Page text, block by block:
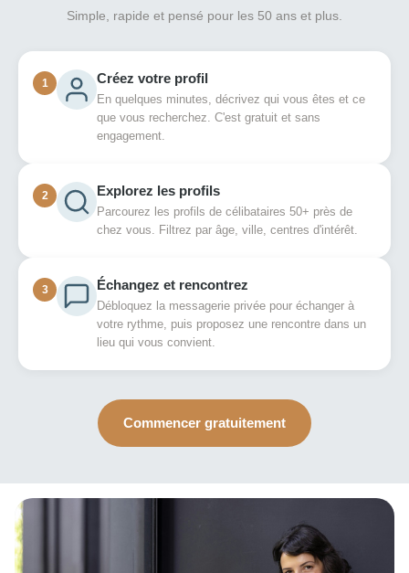
Simple, rapide et pensé pour les 50 ans et plus.
1 Créez votre profil
En quelques minutes, décrivez qui vous êtes et ce
que vous recherchez. C'est gratuit et sans
engagement.
2 Explorez les profils
Parcourez les profils de célibataires 50+ près de
chez vous. Filtrez par âge, ville, centres d'intérêt.
3 Échangez et rencontrez
Débloquez la messagerie privée pour échanger à
votre rythme, puis proposez une rencontre dans un
lieu qui vous convient.
Commencer gratuitement